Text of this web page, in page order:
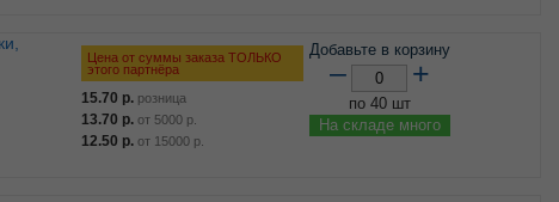
Цена от суммы заказа ТОЛЬКО
этого партнёра
15.70 р. розница
13.70 р. от 5000 р.
12.50 р. от 15000 р.
Добавьте в корзину
– +
по 40 шт
На складе много